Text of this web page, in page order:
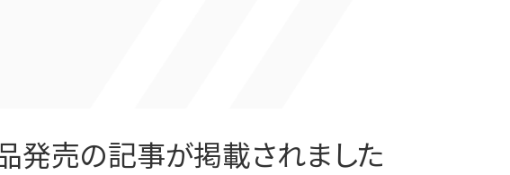
売の記事が掲載されました